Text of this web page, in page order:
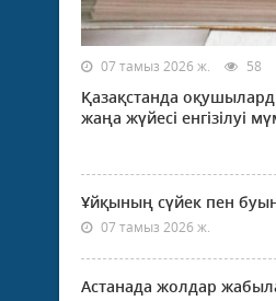
07 тамыз 2026 ж. 58
Қазақстанда
жаңа жүйесі енгізілуі
Ұйқының сүйек пен
07 тамыз 2026 ж.
Астанада жолдар